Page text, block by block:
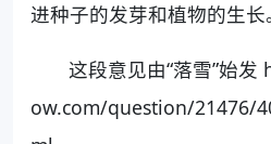
进种子的发芽和植物的生长。
这段意见由“落雪”始
ow.com/question/21476/